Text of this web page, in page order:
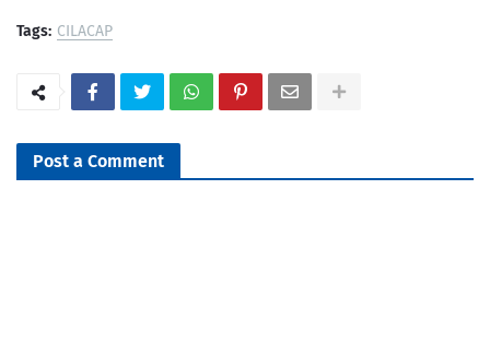
Tags: CILACAP
Post a Comment